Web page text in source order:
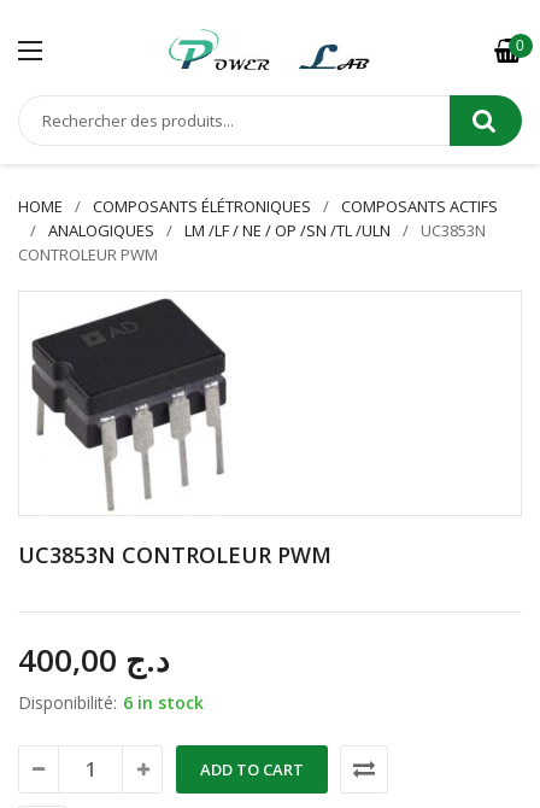
0
HOME COMPOSANTS ÉLÉTRONIQUES
COMPOSANTS ACTIFS
ANALOGIQUES
LM /LF / NE / OP /SN /TL /ULN
UC3853N
CONTROLEUR PWM
UC3853N CONTROLEUR PWM
د.ج
Disponibilité: 6 in stock
ADD TO CART